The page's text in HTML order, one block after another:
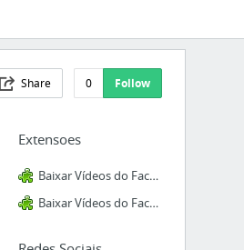
Share 0 Follow
Extensoes
Baixar Vídeos do Facebook
Baixar Vídeos do Facebook